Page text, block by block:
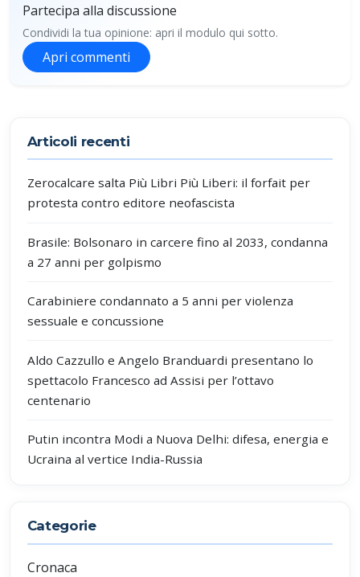
Partecipa alla discussione
Condividi la tua opinione: apri il modulo qui sotto.
Apri commenti
Articoli recenti
Zerocalcare salta Più Libri Più Liberi: il forfait per
protesta contro editore neofascista
Brasile: Bolsonaro in carcere fino al 2033, condanna
a 27 anni per golpismo
Carabiniere condannato a 5 anni per violenza
sessuale e concussione
Aldo Cazzullo e Angelo Branduardi presentano lo
spettacolo Francesco ad Assisi per l’ottavo
centenario
Putin incontra Modi a Nuova Delhi: difesa, energia e
Ucraina al vertice India-Russia
Categorie
Cronaca